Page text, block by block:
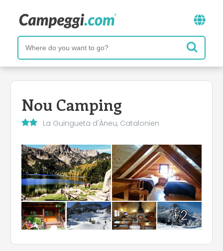
Nou Camping
La Guingueta d'Àneu, Catalonien
+2